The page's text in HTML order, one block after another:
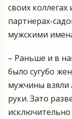
своих
партнерах-
мужскими
– Раньше и в
было сугубо
мужчины взяли
руки. Зато